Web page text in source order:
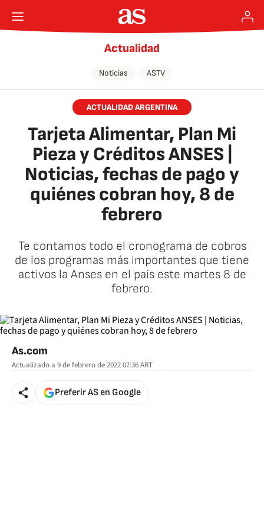
Actualidad
Noticias ASTV
ACTUALIDAD ARGENTINA
Tarjeta Alimentar, Plan Mi
Pieza y Créditos ANSES |
Noticias, fechas de pago y
quiénes cobran hoy, 8 de
febrero
Te contamos todo el cronograma de cobros
de los programas más importantes que tiene
activos la Anses en el país este martes 8 de
febrero.
As.com
Actualizado a 9 de febrero de 2022 07:36ART
Preferir AS en Google